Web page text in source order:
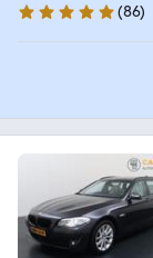
4.8 Sterne
(86)